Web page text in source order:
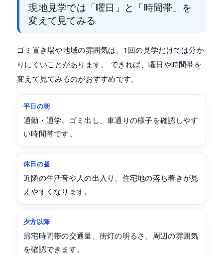
現地見学では「曜日」と「時間帯」を
変えて見てみる
ゴミ置き場や地域の雰囲気は、1回の見学だけでは分か
りにくいことがあります。 できれば、曜日や時間帯を
変えて見てみるのがおすすめです。
平日の朝
通勤・通学、ゴミ出し、車通りの様子を確認しやす
い時間帯です。
休日の昼
近隣の生活音や人の出入り、住宅地の落ち着きが見
えやすくなります。
夕方以降
帰宅時間帯の交通量、街灯の明るさ、周辺の雰囲気
を確認できます。